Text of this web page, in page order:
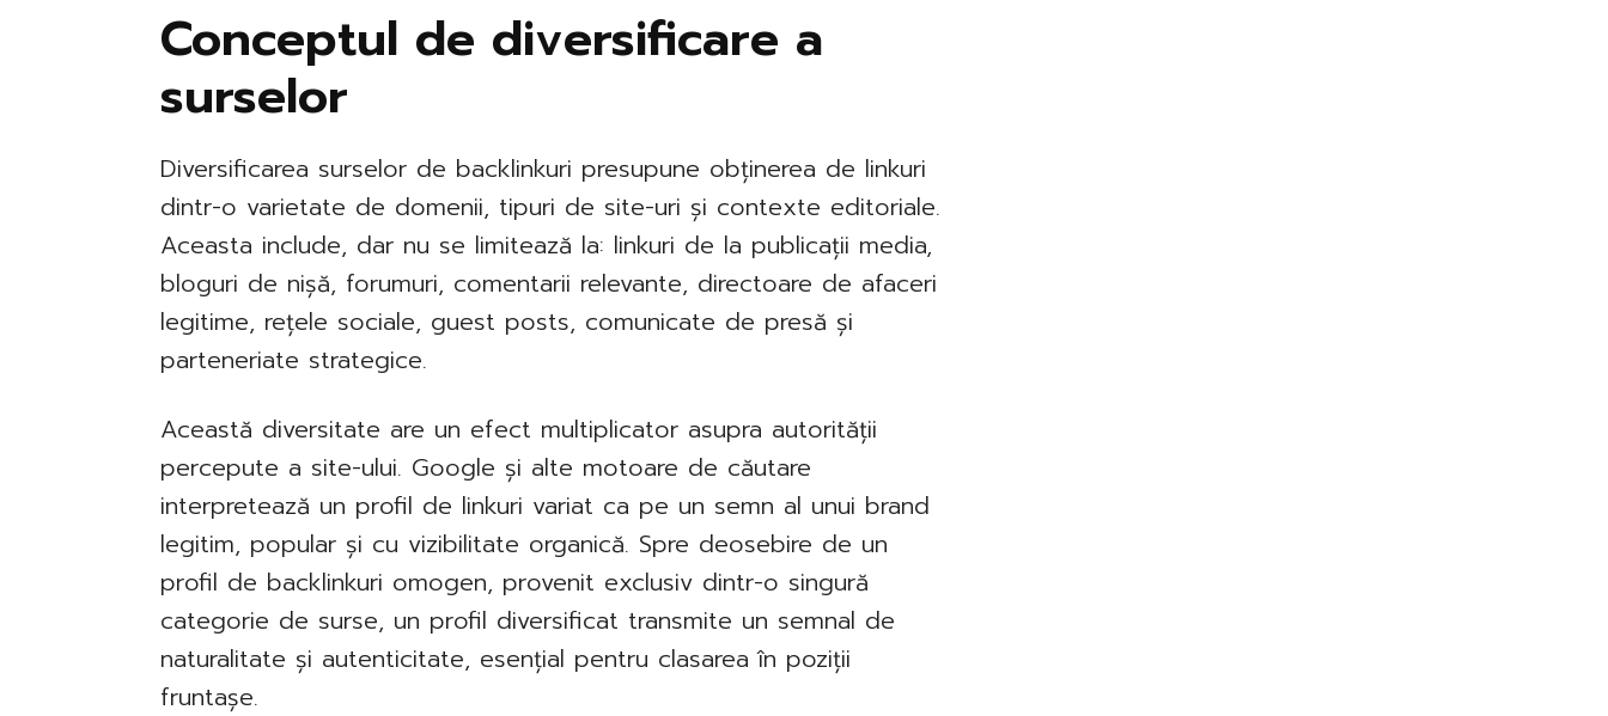
Conceptul de diversificare a
surselor
Diversificarea surselor de backlinkuri presupune obținerea de linkuri
dintr-o varietate de domenii, tipuri de site-uri și contexte editoriale.
Aceasta include, dar nu se limitează la: linkuri de la publicații media,
bloguri de nișă, forumuri, comentarii relevante, directoare de afaceri
legitime, rețele sociale, guest posts, comunicate de presă și
parteneriate strategice.
Această diversitate are un efect multiplicator asupra autorității
percepute a site-ului. Google și alte motoare de căutare
interpretează un profil de linkuri variat ca pe un semn al unui brand
legitim, popular și cu vizibilitate organică. Spre deosebire de un
profil de backlinkuri omogen, provenit exclusiv dintr-o singură
categorie de surse, un profil diversificat transmite un semnal de
naturalitate și autenticitate, esențial pentru clasarea în poziții
fruntașe.